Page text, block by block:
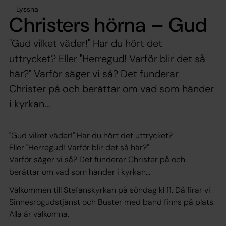
Lyssna
Christers hörna – Gud
"Gud vilket väder!" Har du hört det
uttrycket? Eller "Herregud! Varför blir det så
här?" Varför säger vi så? Det funderar
Christer på och berättar om vad som händer
i kyrkan...
"Gud vilket väder!" Har du hört det uttrycket?
Eller "Herregud! Varför blir det så här?"
Varför säger vi så? Det funderar Christer på och
berättar om vad som händer i kyrkan...
Välkommen till Stefanskyrkan på söndag kl 11. Då firar vi
Sinnesrogudstjänst och Buster med band finns på plats.
Alla är välkomna.